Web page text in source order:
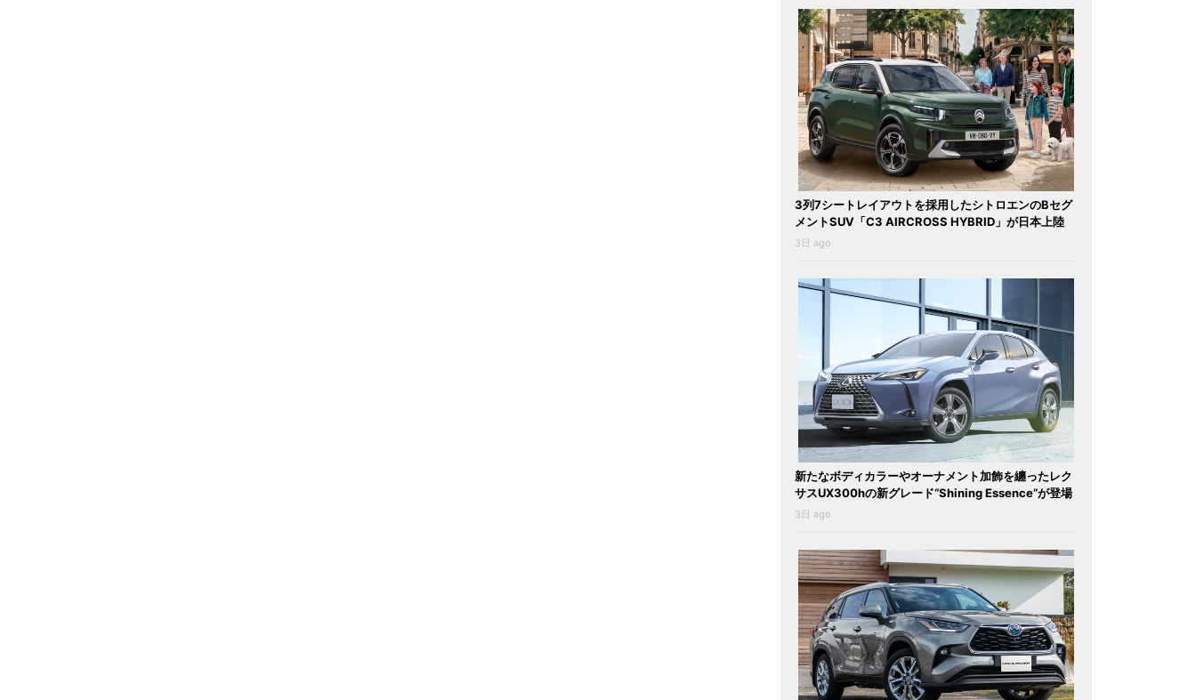
3列7シートレイアウトを採用したシトロエンのBセグ
メントSUV「C3 AIRCROSS HYBRID」が日本上陸
3日 ago
新たなボディカラーやオーナメント加飾を纏ったレク
サスUX300hの新グレード“Shining Essence”が登場
3日 ago